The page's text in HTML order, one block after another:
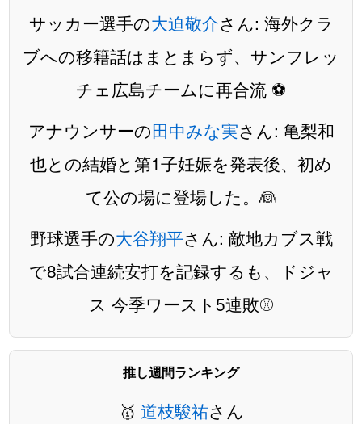
サッカー選手の大迫敬介さん: 海外クラ
ブへの移籍話はまとまらず、サンフレッ
チェ広島チームに再合流 ⚽️
アナウンサーの田中みな実さん: 亀梨和
也との結婚と第1子妊娠を発表後、初め
て公の場に登場した。👰
野球選手の大谷翔平さん: 敵地カブス戦
で8試合連続安打を記録するも、ドジャ
ス 今季ワースト5連敗⚾️
推し週間ランキング
🥇 道枝駿祐さん